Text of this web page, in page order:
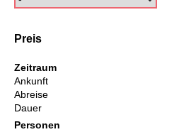
Preis
Zeitraum
Ankunft
Abreise
Dauer
Personen